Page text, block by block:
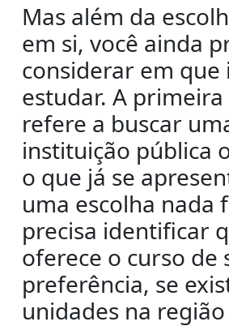
Mas além da
em si, você ainda
considerar em que
estudar. A primeira
refere a buscar
instituição pública
o que já se
uma escolha nada
precisa identificar
oferece o curso de
preferência, se
unidades na